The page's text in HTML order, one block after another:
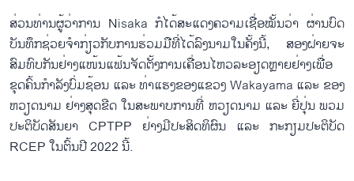
ສ່ວນທ່ານຜູ້ວ່າການ Nisaka ກໍໄດ້ສະແດງຄວາມເຊື່ອໝັ້ນວ່າ ຜ່ານບົດ
ບັນທຶກຊ່ວຍຈຳກ່ຽວກັບການຮ່ວມມືທີ່ໄດ້ລົງນາມໃນຄັ້ງນີ້, ສອງຝ່າຍຈະ
ສົມທົບກັນຢ່າງແໜ້ນແຟ້ນຈັດຕັ້ງການເຄື່ອນໄຫວລະອຽດຫຼາຍຢ່າງເພື່ອ
ຂຸດຄົ້ນກຳລັງບົ່ມຊ້ອນ ແລະ ທ່າແຮງຂອງແຂວງ Wakayama ແລະ ຂອງ
ຫວຽດນາມ ຢ່າງສຸດຂີດ ໃນສະພາບການທີ່ ຫວຽດນາມ ແລະ ຍີ່ປຸ່ນ ພວມ
ປະຕິບັດສັນຍາ CPTPP ຢ່າງມີປະສິດທິຜົນ ແລະ ກະກຽມປະຕິບັດ
RCEP ໃນຕົ້ນປີ 2022 ນີ້.